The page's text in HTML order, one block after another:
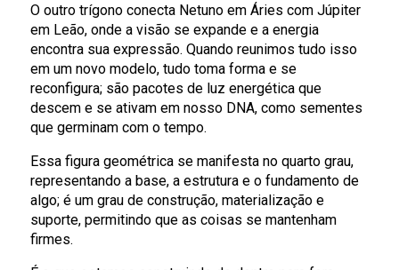
O outro trígono conecta Netuno em Áries com Júpiter
em Leão, onde a visão se expande e a energia
encontra sua expressão. Quando reunimos tudo isso
em um novo modelo, tudo toma forma e se
reconfigura; são pacotes de luz energética que
descem e se ativam em nosso DNA, como sementes
que germinam com o tempo.
Essa figura geométrica se manifesta no quarto grau,
representando a base, a estrutura e o fundamento de
algo; é um grau de construção, materialização e
suporte, permitindo que as coisas se mantenham
firmes.